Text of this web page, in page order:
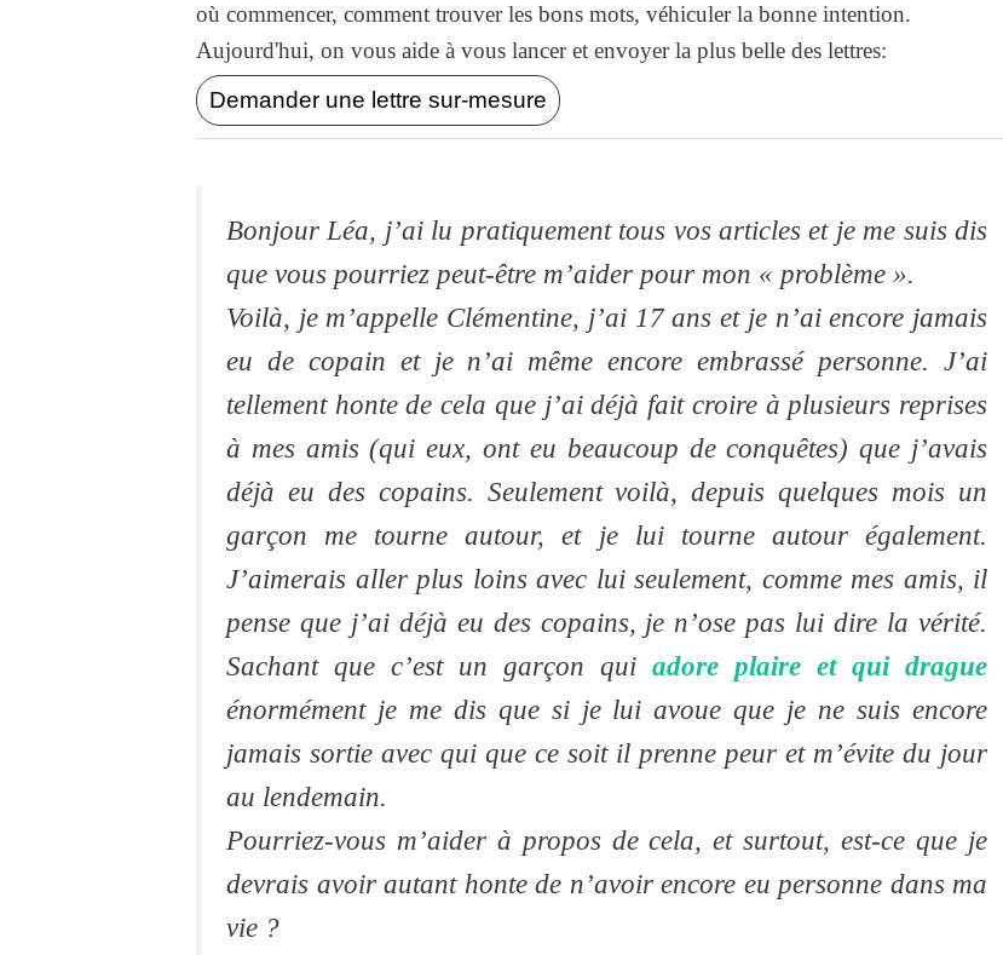
où commencer, comment trouver les bons mots, véhiculer la bonne intention.
Aujourd'hui, on vous aide à vous lancer et envoyer la plus belle des lettres:
Demander une lettre sur-mesure
Bonjour Léa, j’ai lu pratiquement tous vos articles et je me suis dis
que vous pourriez peut-être m’aider pour mon « problème ».
Voilà, je m’appelle Clémentine, j’ai 17 ans et je n’ai encore jamais
eu de copain et je n’ai même encore embrassé personne. J’ai
tellement honte de cela que j’ai déjà fait croire à plusieurs reprises
à mes amis (qui eux, ont eu beaucoup de conquêtes) que j’avais
déjà eu des copains. Seulement voilà, depuis quelques mois un
garçon me tourne autour, et je lui tourne autour également.
J’aimerais aller plus loins avec lui seulement, comme mes amis, il
pense que j’ai déjà eu des copains, je n’ose pas lui dire la vérité.
Sachant que c’est un garçon qui adore plaire et qui drague
énormément je me dis que si je lui avoue que je ne suis encore
jamais sortie avec qui que ce soit il prenne peur et m’évite du jour
au lendemain.
Pourriez-vous m’aider à propos de cela, et surtout, est-ce que je
devrais avoir autant honte de n’avoir encore eu personne dans ma
vie ?